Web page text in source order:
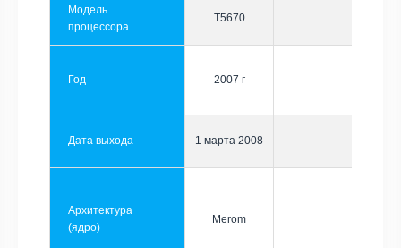
Модель
процессора
T5670
Год 2007 г
Дата выхода 1 марта 2008
Архитектура
(ядро)
Merom